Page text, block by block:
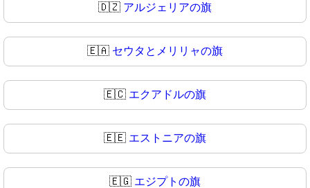
🇩🇿 アルジェリアの旗
🇪🇦 セウタとメリリャの旗
🇪🇨 エクアドルの旗
🇪🇪 エストニアの旗
🇪🇬 エジプトの旗